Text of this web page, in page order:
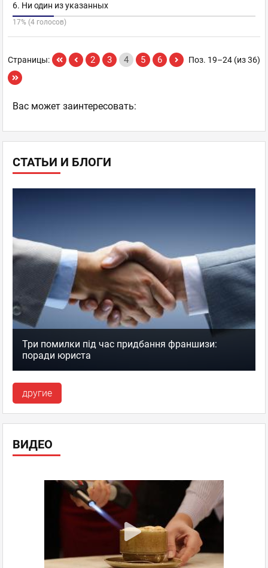
СТАТЬИ И БЛОГИ
Три помилки під час придбання франшизи:
поради юриста
другие
ВИДЕО
6. Ни один из указанных
17% (4 голосов)
Поз. 19–24 (из 36)
Страницы: 2 3 4 5 6
Ваc может заинтересовать: